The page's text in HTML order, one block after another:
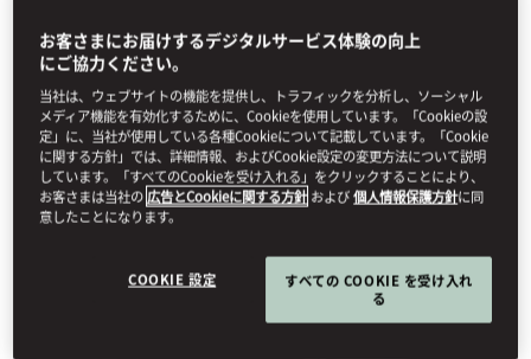
フィルター
お客さまにお届けするデジタルサービス体験の向上
にご協力ください。
当社は、ウェブサイトの機能を提供し、トラフィックを分析し、ソーシャル
メディア機能を有効化するために、Cookieを使用しています。「Cookieの設
定」に、当社が使用している各種Cookieについて記載しています。「Cookie
に関する方針」では、詳細情報、およびCookie設定の変更方法について説明
しています。「すべてのCookieを受け入れる」をクリックすることにより、
お客さまは当社の広告とCookieに関する方針 および個人情報保護方針に同
意したことになります。
COOKIE 設定
すべての COOKIE を受け入れ
る